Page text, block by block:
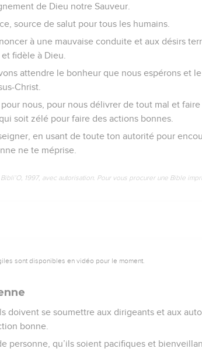
de Dieu notre Sauveur.
source de salut pour tous les humains.
à une mauvaise conduite et aux désirs
fidèle à Dieu.
attendre le bonheur que nous espérons et
Christ.
pour nous, pour nous délivrer de tout mal et
soit zélé pour faire des actions bonnes.
en usant de toute ton autorité pour
ne te méprise.
1997, avec autorisation. Pour vous procurer une Bible
sont disponibles en vidéo pour le moment.
doivent se soumettre aux dirigeants et aux
bonne.
personne, qu’ils soient pacifiques et